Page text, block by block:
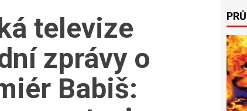
televize
zprávy o
Babiš: